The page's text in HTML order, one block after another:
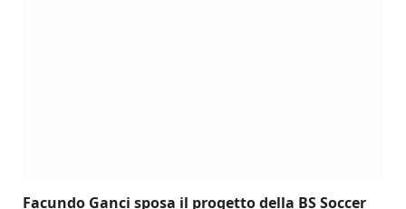
Facundo Ganci sposa il progetto della BS Soccer